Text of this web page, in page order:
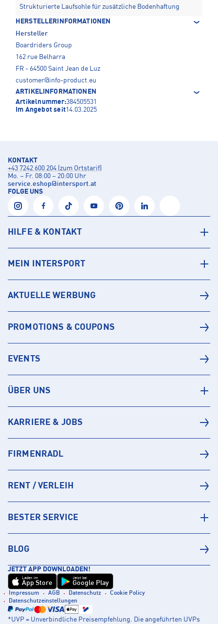
Strukturierte Laufsohle für zusätzliche Bodenhaftung
HERSTELLERINFORMATIONEN
Hersteller
Boardriders Group
162 rue Belharra
FR - 64500 Saint Jean de Luz
customer@info-product.eu
ARTIKELINFORMATIONEN
Artikelnummer:384505531
Im Angebot seit14.03.2025
KONTAKT
+43 7242 600 204 (zum Ortstarif)
Mo. – Fr. 08:00 – 20:00 Uhr
service.eshop@intersport.at
FOLGE UNS
HILFE & KONTAKT
MEIN INTERSPORT
AKTUELLE WERBUNG
PROMOTIONS & COUPONS
EVENTS
ÜBER UNS
KARRIERE & JOBS
FIRMENRADL
RENT / VERLEIH
BESTER SERVICE
BLOG
JETZT APP DOWNLOADEN!
Laden im
App Store
Jetzt bei
Google Play
Impressum AGB Datenschutz
Cookie Policy
Datenschutzeinstellungen
*UVP = Unverbindliche Preisempfehlung. Die angeführten UVPs